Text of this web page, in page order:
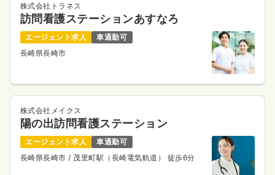
株式会社トラネス
訪問看護ステーションあすなろ
エージェント求人
車通勤可
長崎県長崎市
株式会社メイクス
陽の出訪問看護ステーション
エージェント求人
車通勤可
長崎県長崎市/ 茂里町駅（長崎電気軌道） 徒歩6分